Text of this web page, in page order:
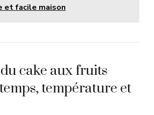
et facile maison
cake aux fruits
température et